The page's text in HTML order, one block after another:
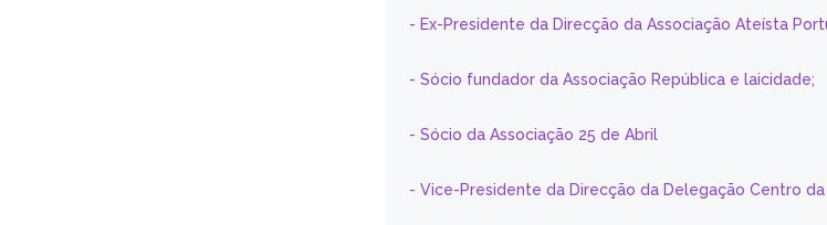
- Ex-Presidente da Direcção da Associação Ateísta
- Sócio fundador da Associação República e laicidade;
- Sócio da Associação 25 de Abril
- Vice-Presidente da Direcção da Delegação Centro da